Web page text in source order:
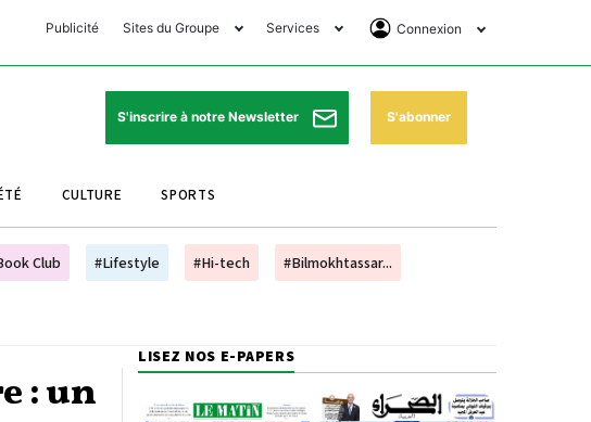
Publicité Sites du Groupe
Club Avantages
Le Matin Sports
Le Matin Store
Le Matin Annonces
Morocco Today Forum
Bookclub
Services
Horaires de prières
Pharmacies de garde
Programme TV
Cinéma
Connexion
Se Connecter
Abonnement
S'inscrire à notre Newsletter S'abonner
CULTURE SPORTS
Club #Lifestyle #Hi-tech #Bilmokhtassar...
: un
LISEZ NOS E-PAPERS